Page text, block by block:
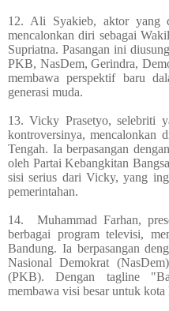
12. Ali Syakieb, aktor yang
mencalonkan diri sebagai
Supriatna. Pasangan ini
PKB, NasDem, Gerindra,
membawa perspektif baru
generasi muda.
13. Vicky Prasetyo, selebriti
kontroversinya, mencalonkan
Tengah. Ia berpasangan
oleh Partai Kebangkitan
sisi serius dari Vicky, yang
pemerintahan.
14.
Muhammad Farhan,
berbagai program televisi,
Bandung. Ia berpasangan
Nasional Demokrat
(PKB). Dengan tagline
membawa visi besar untuk